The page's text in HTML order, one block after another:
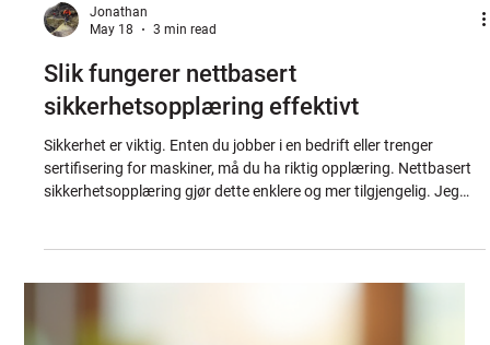
Jonathan
Slik fungerer nettbasert
sikkerhetsopplæring effektivt
sikkerhetsopplæring gjør dette enklere og mer tilgjengelig. Jeg
effektive. Fordeler med nettbasert sikkerhetsopplæring